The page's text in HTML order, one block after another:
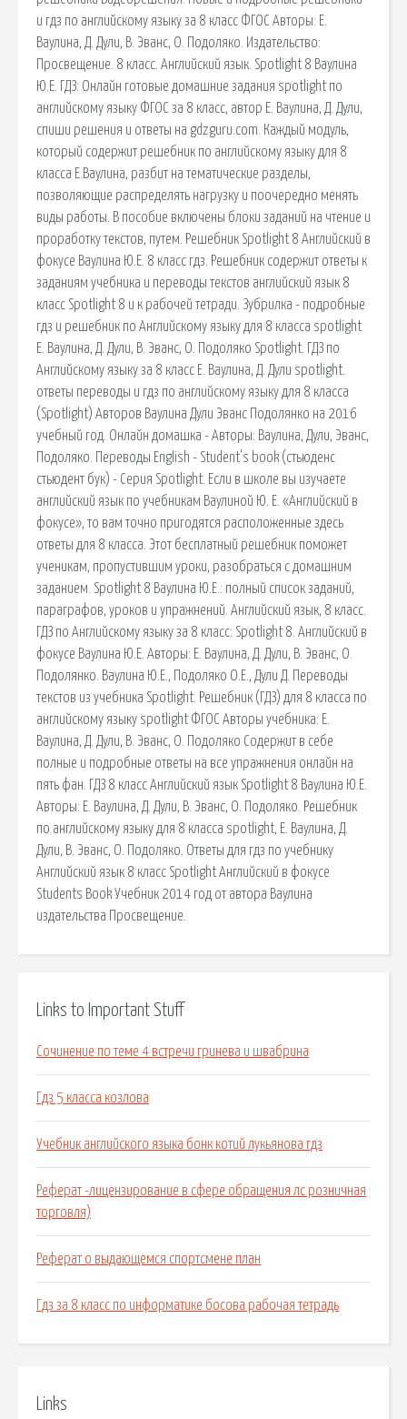
и гдз по английскому языку за 8 класс ФГОС Авторы: Е.
Ваулина, Д. Дули, В. Эванс, О. Подоляко. Издательство:
Просвещение. 8 класс. Английский язык. Spotlight 8 Ваулина
Ю.Е. ГДЗ: Онлайн готовые домашние задания spotlight по
английскому языку ФГОС за 8 класс, автор Е. Ваулина, Д. Дули,
спиши решения и ответы на gdzguru.com. Каждый модуль,
который содержит решебник по английскому языку для 8
класса Е.Ваулина, разбит на тематические разделы,
позволяющие распределять нагрузку и поочередно менять
виды работы. В пособие включены блоки заданий на чтение и
проработку текстов, путем. Решебник Spotlight 8 Английский в
фокусе Ваулина Ю.Е. 8 класс гдз. Решебник содержит ответы к
заданиям учебника и переводы текстов английский язык 8
класс Spotlight 8 и к рабочей тетради. Зубрилка - подробные
гдз и решебник по Английскому языку для 8 класса spotlight
Е. Ваулина, Д. Дули, В. Эванс, О. Подоляко Spotlight. ГДЗ по
Английскому языку за 8 класс Е. Ваулина, Д. Дули spotlight.
ответы переводы и гдз по английскому языку для 8 класса
(Spotlight) Авторов Ваулина Дули Эванс Подолянко на 2016
учебный год. Онлайн домашка - Авторы: Ваулина, Дули, Эванс,
Подоляко. Переводы English - Student's book (стьюденс
стьюдент бук) - Серия Spotlight. Если в школе вы изучаете
английский язык по учебникам Ваулиной Ю. Е. «Английский в
фокусе», то вам точно пригодятся расположенные здесь
ответы для 8 класса. Этот бесплатный решебник поможет
ученикам, пропустившим уроки, разобраться с домашним
заданием. Spotlight 8 Ваулина Ю.Е.: полный список заданий,
параграфов, уроков и упражнений. Английский язык, 8 класс.
ГДЗ по Английскому языку за 8 класс: Spotlight 8. Английский в
фокусе Ваулина Ю.Е. Авторы: Е. Ваулина, Д. Дули, В. Эванс, О.
Подолянко. Ваулина Ю.Е., Подоляко О.Е., Дули Д. Переводы
текстов из учебника Spotlight. Решебник (ГДЗ) для 8 класса по
английскому языку spotlight ФГОС Авторы учебника: Е.
Ваулина, Д. Дули, В. Эванс, О. Подоляко Содержит в себе
полные и подробные ответы на все упражнения онлайн на
пять фан. ГДЗ 8 класс Английский язык Spotlight 8 Ваулина Ю.Е.
Авторы: Е. Ваулина, Д. Дули, В. Эванс, О. Подоляко. Решебник
по английскому языку для 8 класса spotlight, Е. Ваулина, Д.
Дули, В. Эванс, О. Подоляко. Ответы для гдз по учебнику
Английский язык 8 класс Spotlight Английский в фокусе
Students Book Учебник 2014 год от автора Ваулина
издательства Просвещение.
Links to Important Stuff
Сочинение по теме 4 встречи гринева и швабрина
Гдз 5 класса козлова
Учебник английского языка бонк котий лукьянова гдз
Реферат -лицензирование в сфере обращения лс розничная
торговля)
Реферат о выдающемся спортсмене план
Гдз за 8 класс по информатике босова рабочая тетрадь
Links